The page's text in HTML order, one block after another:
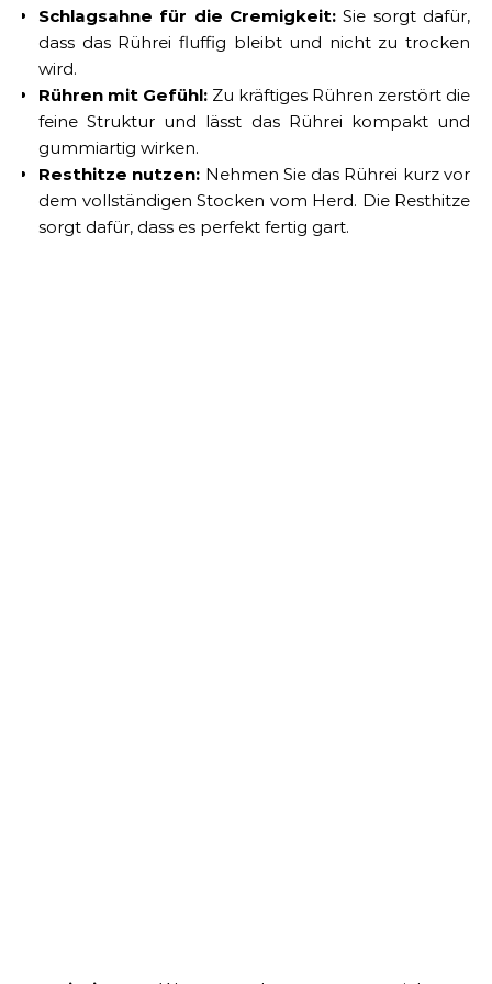
Schlagsahne für die Cremigkeit: Sie sorgt dafür,
dass das Rührei fluffig bleibt und nicht zu trocken
wird.
Rühren mit Gefühl: Zu kräftiges Rühren zerstört die
feine Struktur und lässt das Rührei kompakt und
gummiartig wirken.
Resthitze nutzen: Nehmen Sie das Rührei kurz vor
dem vollständigen Stocken vom Herd. Die Resthitze
sorgt dafür, dass es perfekt fertig gart.